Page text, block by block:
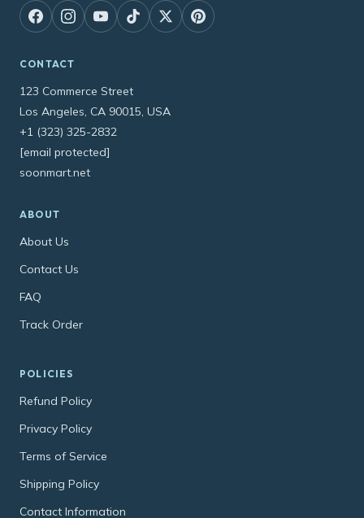
CONTACT
123 Commerce Street
Los Angeles, CA 90015, USA
+1 (323) 325-2832
[email protected]
soonmart.net
ABOUT
About Us
Contact Us
FAQ
Track Order
POLICIES
Refund Policy
Privacy Policy
Terms of Service
Shipping Policy
Contact Information